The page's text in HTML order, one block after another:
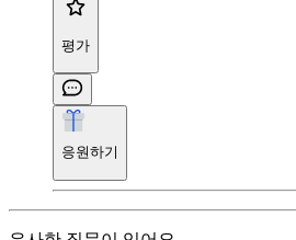
평가
응원하기